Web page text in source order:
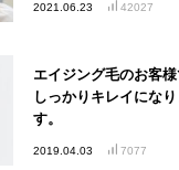
2021.06.23 42027
エイジング毛のお客様
しっかりキレイになり
す。
2019.04.03 7077